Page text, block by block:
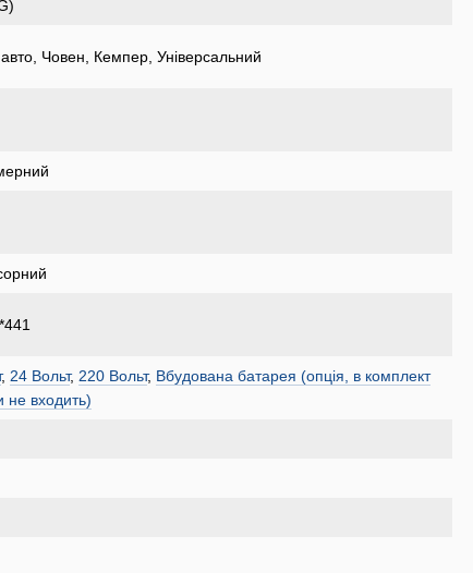
Човен, Кемпер, Універсальний
, 24 Вольт, 220 Вольт, Вбудована батарея (опція, в комплект
не входить)